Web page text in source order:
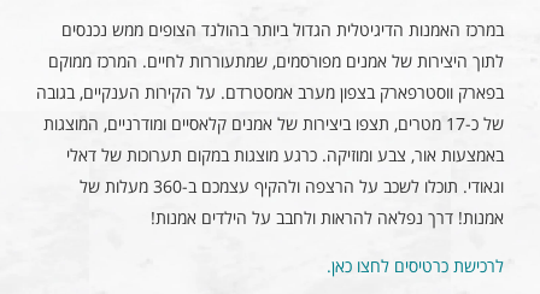
במרכז האמנות הדיגיטלית הגדול ביותר בהולנד הצופים ממש נכנסים
לתוך היצירות של אמנים מפורסמים, שמתעוררות לחיים. המרכז ממוקם
בפארק ווסטרפארק בצפון מערב אמסטרדם. על הקירות הענקיים, בגובה
של כ-17 מטרים, תצפו ביצירות של אמנים קלאסיים ומודרניים, המוצגות
באמצעות אור, צבע ומוזיקה. כרגע מוצגות במקום תערוכות של דאלי
וגאודי. תוכלו לשכב על הרצפה ולהקיף עצמכם ב-360 מעלות של
אמנות! דרך נפלאה להראות ולחבב על הילדים אמנות!
לרכישת כרטיסים לחצו כאן.